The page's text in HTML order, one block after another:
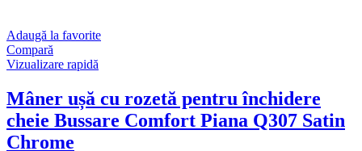
Adaugă la favorite
Compară
Vizualizare rapidă
Mâner ușă cu rozetă pentru închidere
cheie Bussare Comfort Piana Q307 Satin
Chrome